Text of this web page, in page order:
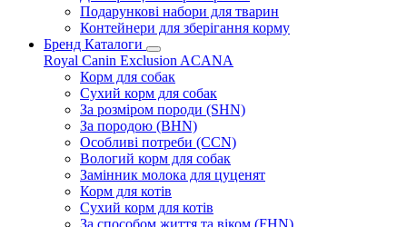
Подарункові набори для тварин
Контейнери для зберігання корму
Бренд Каталоги
Royal Canin Exclusion ACANA
Корм для собак
Сухий корм для собак
За розміром породи (SHN)
За породою (BHN)
Особливі потреби (CCN)
Вологий корм для собак
Замінник молока для цуценят
Корм для котів
Сухий корм для котів
За способом життя та віком (FHN)